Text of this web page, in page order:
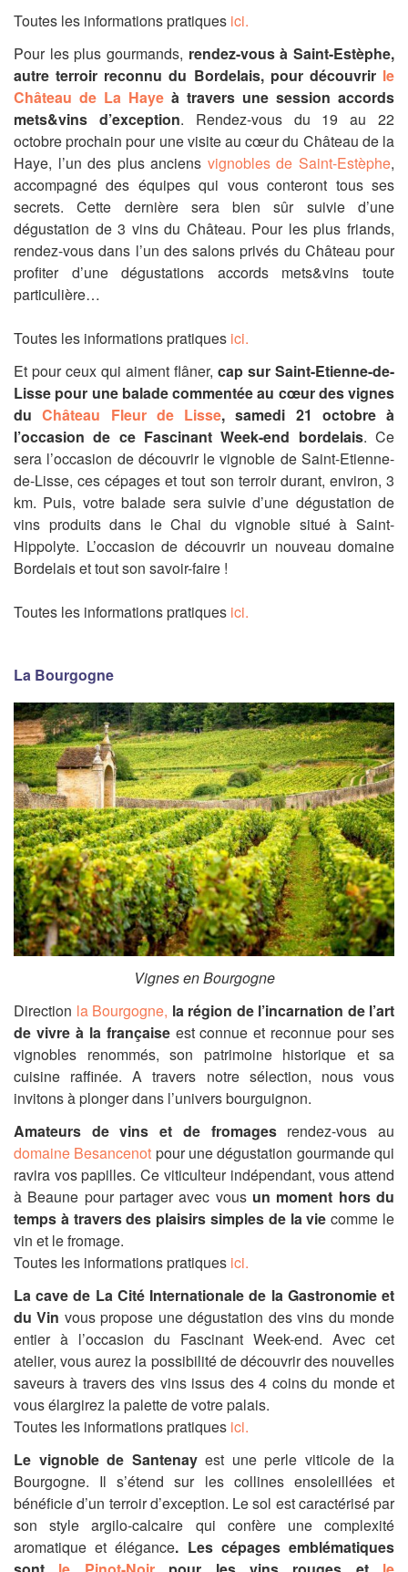
Toutes les informations pratiques ici.
Pour les plus gourmands, rendez-vous à Saint-Estèphe,
autre terroir reconnu du Bordelais, pour découvrir le
Château de La Haye à travers une session accords
mets&vins d’exception. Rendez-vous du 19 au 22
octobre prochain pour une visite au cœur du Château de la
Haye, l’un des plus anciens vignobles de Saint-Estèphe,
accompagné des équipes qui vous conteront tous ses
secrets. Cette dernière sera bien sûr suivie d’une
dégustation de 3 vins du Château. Pour les plus friands,
rendez-vous dans l’un des salons privés du Château pour
profiter d’une dégustations accords mets&vins toute
particulière…
Toutes les informations pratiques ici.
Et pour ceux qui aiment flâner, cap sur Saint-Etienne-de-
Lisse pour une balade commentée au cœur des vignes
duChâteau Fleur de Lisse, samedi 21 octobre à
l’occasion de ce Fascinant Week-end bordelais. Ce
sera l’occasion de découvrir le vignoble de Saint-Etienne-
de-Lisse, ces cépages et tout son terroir durant, environ, 3
km. Puis, votre balade sera suivie d’une dégustation de
vins produits dans le Chai du vignoble situé à Saint-
Hippolyte. L’occasion de découvrir un nouveau domaine
Bordelais et tout son savoir-faire !
Toutes les informations pratiques ici.
La Bourgogne
Vignes en Bourgogne
Direction la Bourgogne, la région de l’incarnation de l’art
de vivre à la françaiseest connue et reconnue pour ses
vignobles renommés, son patrimoine historique et sa
cuisine raffinée. A travers notre sélection, nous vous
invitons à plonger dans l’univers bourguignon.
Amateurs de vins et de fromagesrendez-vous au
domaine Besancenot pour une dégustation gourmande qui
ravira vos papilles. Ce viticulteur indépendant, vous attend
à Beaune pour partager avec vous un moment hors du
temps à travers des plaisirs simples de la viecomme le
vin et le fromage.
Toutes les informations pratiques ici.
La cave de La Cité Internationale de la Gastronomie et
du Vin vous propose une dégustation des vins du monde
entier à l’occasion du Fascinant Week-end. Avec cet
atelier, vous aurez la possibilité de découvrir des nouvelles
saveurs à travers des vins issus des 4 coins du monde et
vous élargirez la palette de votre palais.
Toutes les informations pratiques ici.
Le vignoble de Santenayest une perle viticole de la
Bourgogne. Il s’étend sur les collines ensoleillées et
bénéficie d’un terroir d’exception. Le sol est caractérisé par
son style argilo-calcaire qui confère une complexité
aromatique et élégance. Les cépages emblématiques